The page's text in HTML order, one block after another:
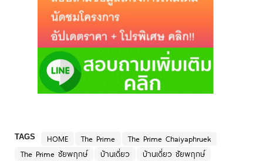
TAGS HOME The Prime
The Prime Chaiyaphruek
The Prime ชัยพฤกษ์
บ้านเดี่ยว
บ้านเดี่ยว ชัยพฤกษ์